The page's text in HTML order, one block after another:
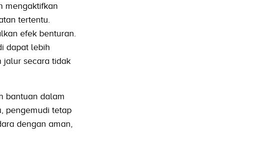
mengaktifkan
tertentu.
efek benturan.
dapat lebih
jalur secara tidak
bantuan dalam
pengemudi tetap
dengan aman,